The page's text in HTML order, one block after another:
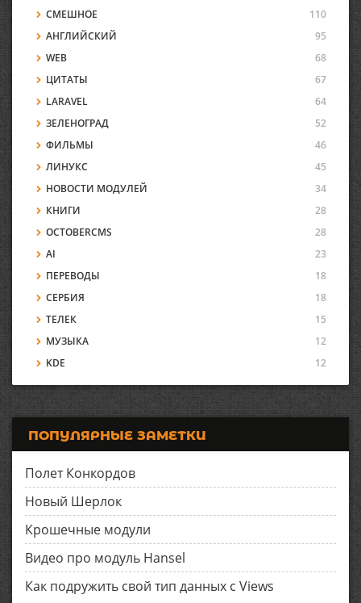
СМЕШНОЕ
110
АНГЛИЙСКИЙ
95
WEB
68
ЦИТАТЫ
67
LARAVEL
64
ЗЕЛЕНОГРАД
52
ФИЛЬМЫ
46
ЛИНУКС
45
НОВОСТИ МОДУЛЕЙ
34
КНИГИ
28
OCTOBERCMS
28
AI
23
ПЕРЕВОДЫ
18
СЕРБИЯ
18
ТЕЛЕК
15
МУЗЫКА
12
KDE
12
ПОПУЛЯРНЫЕ ЗАМЕТКИ
Полет Конкордов
Новый Шерлок
Крошечные модули
Видео про модуль Hansel
Как подружить свой тип данных с Views